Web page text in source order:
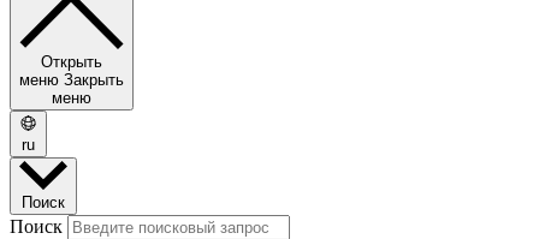
Открыть
меню Закрыть
меню
ru
Поиск
Поиск